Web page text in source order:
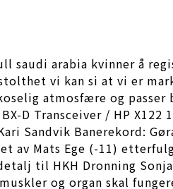
arabia kvinner å
vi kan si at vi er
atmosfære og
D Transceiver / HP X122
Sandvik Banerekord:
Mats Ege (-11)
til HKH Dronning
og organ skal